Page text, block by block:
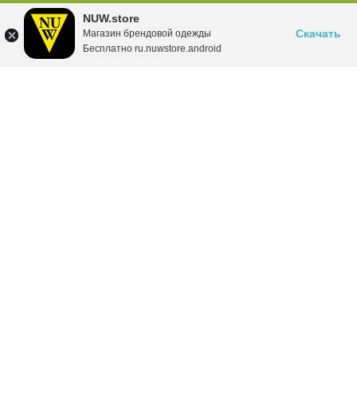
NUW.store
Магазин брендовой одежды
Бесплатно ru.nuwstore.android
Скачать